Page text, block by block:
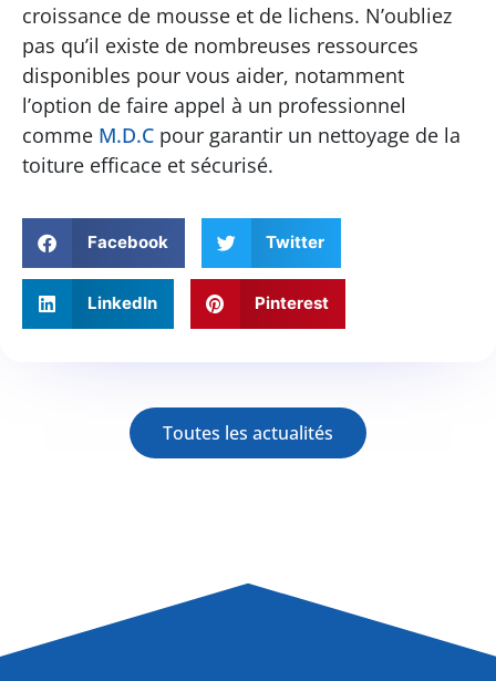
croissance de mousse et de lichens. N’oubliez
pas qu’il existe de nombreuses ressources
disponibles pour vous aider, notamment
l’option de faire appel à un professionnel
comme M.D.C pour garantir un nettoyage de la
toiture efficace et sécurisé.
Facebook Twitter
LinkedIn Pinterest
Toutes les actualités